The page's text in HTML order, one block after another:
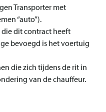
Transporter met
“auto”).
dit contract heeft
bevoegd is het voertuig
die zich tijdens de rit in
van de chauffeur.